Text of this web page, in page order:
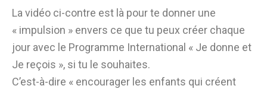
La vidéo ci-contre est là pour te donner une
« impulsion » envers ce que tu peux créer chaque
jour avec le Programme International « Je donne et
Je reçois », si tu le souhaites.
C’est-à-dire « encourager les enfants qui créent